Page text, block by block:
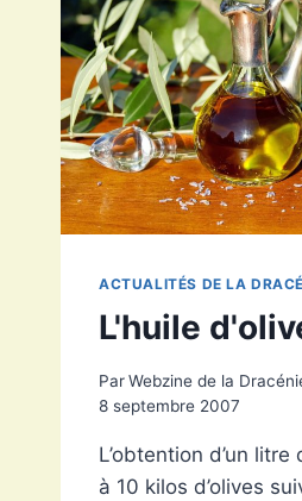
ACTUALITÉS DE LA
L'huile
ParWebzine de la
8 septembre 2007
L’obtention d’un
à 10 kilos d’olives